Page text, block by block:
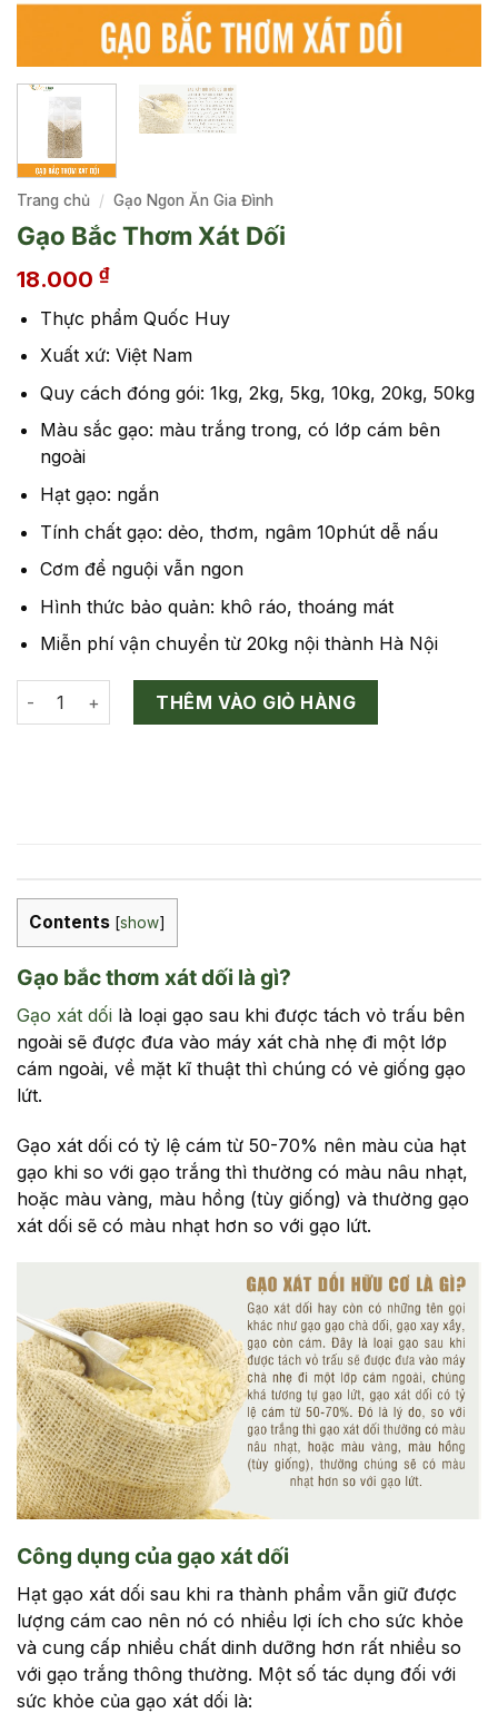
Trang chủ / Gạo Ngon Ăn Gia Đình
Gạo Bắc Thơm Xát Dối
18.000 ₫
Thực phẩm Quốc Huy
Xuất xứ: Việt Nam
Quy cách đóng gói: 1kg, 2kg, 5kg, 10kg, 20kg, 50kg
Màu sắc gạo: màu trắng trong, có lớp cám bên
ngoài
Hạt gạo: ngắn
Tính chất gạo: dẻo, thơm, ngâm 10phút dễ nấu
Cơm để nguội vẫn ngon
Hình thức bảo quản: khô ráo, thoáng mát
Miễn phí vận chuyển từ 20kg nội thành Hà Nội
Gạo Bắc Thơm Xát Dối số lượng
THÊM VÀO GIỎ HÀNG
Contents [show]
Gạo bắc thơm xát dối là gì?
Gạo xát dối là loại gạo sau khi được tách vỏ trấu bên
ngoài sẽ được đưa vào máy xát chà nhẹ đi một lớp
cám ngoài, về mặt kĩ thuật thì chúng có vẻ giống gạo
lứt.
Gạo xát dối có tỷ lệ cám từ 50-70% nên màu của hạt
gạo khi so với gạo trắng thì thường có màu nâu nhạt,
hoặc màu vàng, màu hồng (tùy giống) và thường gạo
xát dối sẽ có màu nhạt hơn so với gạo lứt.
Công dụng của gạo xát dối
Hạt gạo xát dối sau khi ra thành phẩm vẫn giữ được
lượng cám cao nên nó có nhiều lợi ích cho sức khỏe
và cung cấp nhiều chất dinh dưỡng hơn rất nhiều so
với gạo trắng thông thường. Một số tác dụng đối với
sức khỏe của gạo xát dối là: